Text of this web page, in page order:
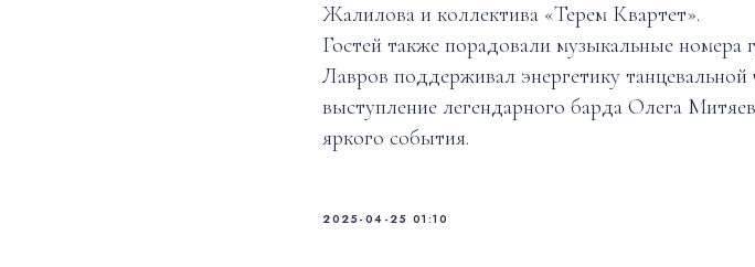
Жалилова и коллектива «Терем Квартет».
Гостей также порадовали музыкальные
Лавров поддерживал энергетику
выступление легендарного барда Олега
яркого события.
2025-04-25 01:10